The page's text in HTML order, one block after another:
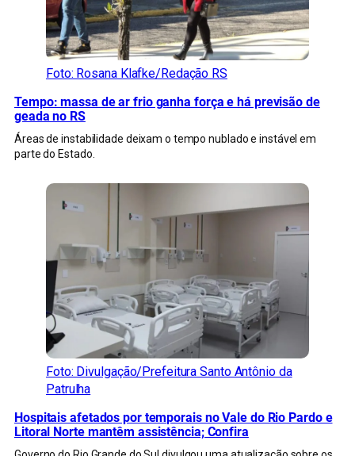
Foto: Rosana Klafke/Redação RS
Tempo: massa de ar frio ganha força e há previsão de
geada no RS
Áreas de instabilidade deixam o tempo nublado e instável em
parte do Estado.
Foto: Divulgação/Prefeitura Santo Antônio da
Patrulha
Hospitais afetados por temporais no Vale do Rio Pardo e
Litoral Norte mantêm assistência; Confira